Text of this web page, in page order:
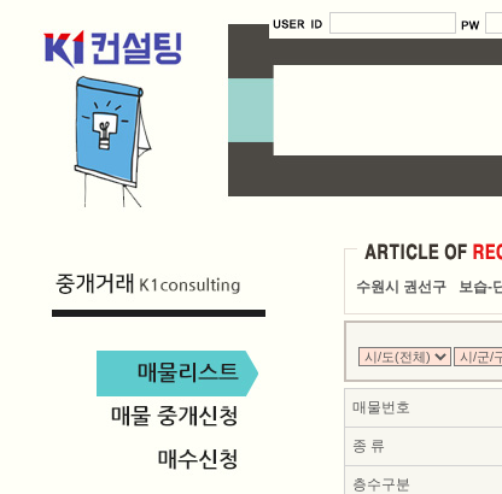
수원시 권선구 보습-
매물번호
종 류
층수구분